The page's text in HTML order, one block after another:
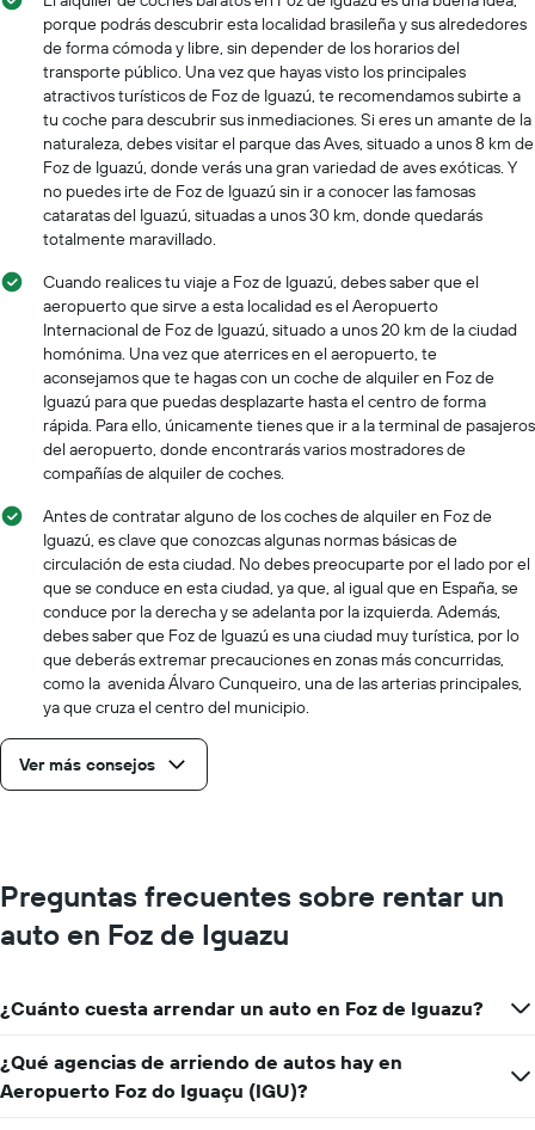
porque podrás descubrir esta localidad brasileña y sus alrededores
de forma cómoda y libre, sin depender de los horarios del
transporte público. Una vez que hayas visto los principales
atractivos turísticos de Foz de Iguazú, te recomendamos subirte a
tu coche para descubrir sus inmediaciones. Si eres un amante de la
naturaleza, debes visitar el parque das Aves, situado a unos 8 km de
Foz de Iguazú, donde verás una gran variedad de aves exóticas. Y
no puedes irte de Foz de Iguazú sin ir a conocer las famosas
cataratas del Iguazú, situadas a unos 30 km, donde quedarás
totalmente maravillado.
Cuando realices tu viaje a Foz de Iguazú, debes saber que el
aeropuerto que sirve a esta localidad es el Aeropuerto
Internacional de Foz de Iguazú, situado a unos 20 km de la ciudad
homónima. Una vez que aterrices en el aeropuerto, te
aconsejamos que te hagas con un coche de alquiler en Foz de
Iguazú para que puedas desplazarte hasta el centro de forma
rápida. Para ello, únicamente tienes que ir a la terminal de pasajeros
del aeropuerto, donde encontrarás varios mostradores de
compañías de alquiler de coches.
Antes de contratar alguno de los coches de alquiler en Foz de
Iguazú, es clave que conozcas algunas normas básicas de
circulación de esta ciudad. No debes preocuparte por el lado por el
que se conduce en esta ciudad, ya que, al igual que en España, se
conduce por la derecha y se adelanta por la izquierda. Además,
debes saber que Foz de Iguazú es una ciudad muy turística, por lo
que deberás extremar precauciones en zonas más concurridas,
como la avenida Álvaro Cunqueiro, una de las arterias principales,
ya que cruza el centro del municipio.
Ver más consejos
Preguntas frecuentes sobre rentar un
auto en Foz de Iguazu
¿Cuánto cuesta arrendar un auto en Foz de Iguazu?
¿Qué agencias de arriendo de autos hay en
Aeropuerto Foz do Iguaçu (IGU)?